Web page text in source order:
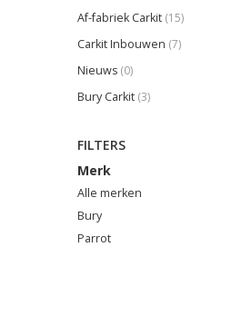
Af-fabriek Carkit (15)
Carkit Inbouwen (7)
Nieuws (0)
Bury Carkit (3)
FILTERS
Merk
Alle merken
Bury
Parrot